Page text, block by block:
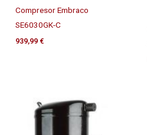
Compresor Embraco
SE6030GK-C
939,99 €